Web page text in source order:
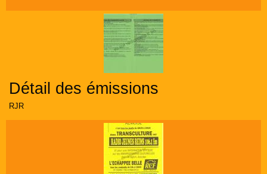
Détail des émissions
RJR